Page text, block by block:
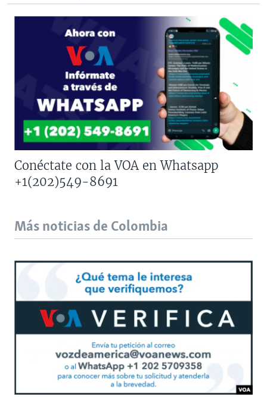
Conéctate con la VOA en Whatsapp
+1(202)549-8691
Más noticias de Colombia